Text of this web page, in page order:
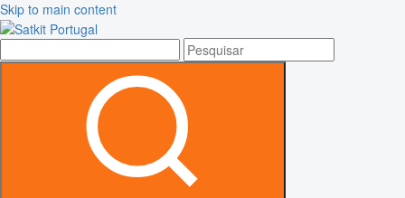
Skip to main content